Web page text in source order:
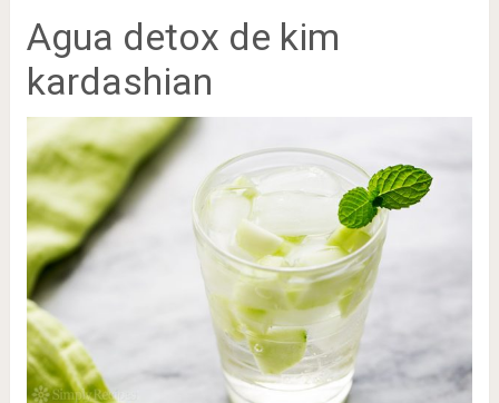
Agua detox de kim
kardashian